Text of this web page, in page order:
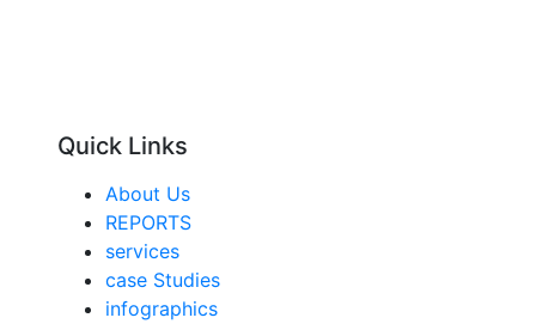
Quick Links
About Us
REPORTS
services
case Studies
infographics